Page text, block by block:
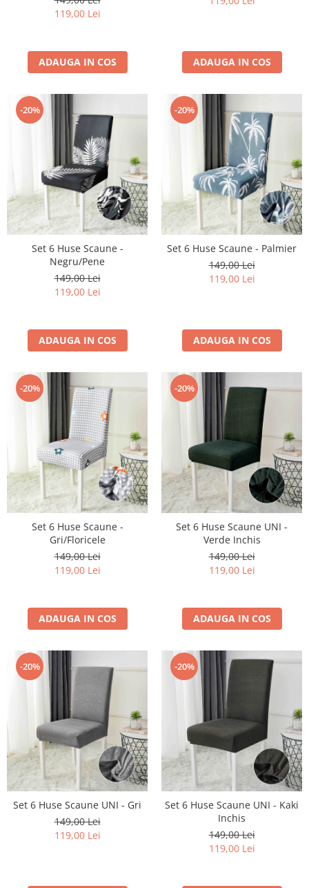
119,00 Lei
ADAUGA IN COS ADAUGA IN COS
-20%
Set 6 Huse Scaune -
Negru/Pene
149,00 Lei
119,00 Lei
ADAUGA IN COS
-20%
Set 6 Huse Scaune - Palmier
149,00 Lei
119,00 Lei
ADAUGA IN COS
-20%
Set 6 Huse Scaune -
Gri/Floricele
149,00 Lei
119,00 Lei
ADAUGA IN COS
-20%
Set 6 Huse Scaune UNI -
Verde Inchis
149,00 Lei
119,00 Lei
ADAUGA IN COS
-20%
Set 6 Huse Scaune UNI - Gri
149,00 Lei
119,00 Lei
-20%
Set 6 Huse Scaune UNI - Kaki
Inchis
149,00 Lei
119,00 Lei